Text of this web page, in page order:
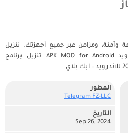
وآمنة، ومزامن عبر جميع أجهزتك. تنزيل
تطبيق Telegram X مهكر للاندرويد APK MOD for Android تنزيل برنامج
المطور
Telegram FZ-LLC‏
التاريخ
Sep 26, 2024